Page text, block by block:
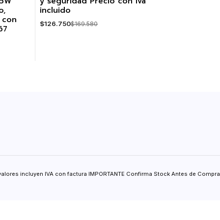
incluido
$126.750$169.580
incluyen IVA con factura IMPORTANTE Confirma Stock Antes de